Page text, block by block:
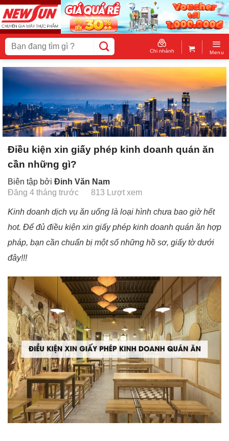
Skip
to
content
Tìm
kiếm:
Chi nhánh Menu
Điều kiện xin giấy phép kinh doanh quán ăn
cần những gì?
Biên tập bởi Đinh Văn Nam
Đăng 4 tháng trước
813 Lượt xem
Kinh doanh dịch vụ ăn uống là loại hình chưa bao giờ hết
hot. Để đủ điều kiện xin giấy phép kinh doanh quán ăn hợp
pháp, bạn cần chuẩn bị một số những hồ sơ, giấy tờ dưới
đây!!!